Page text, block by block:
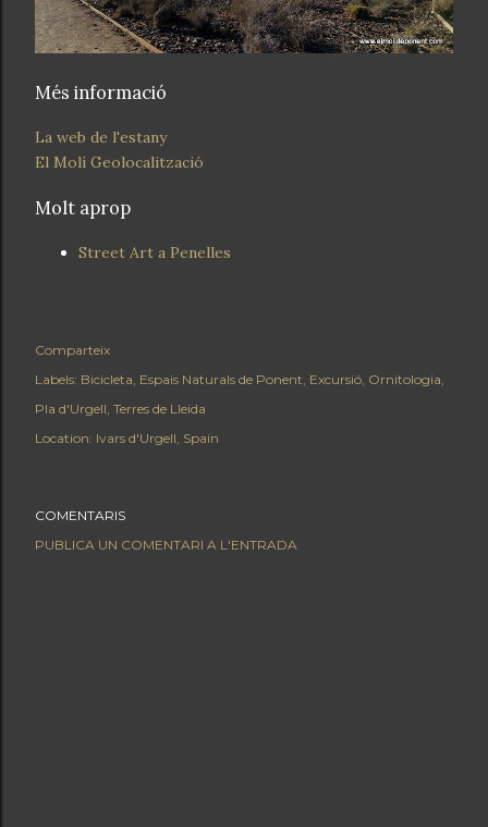
Més informació
La web de l'estany
El Molí Geolocalització
Molt aprop
Street Art a Penelles
Comparteix
Labels: Bicicleta Espais Naturals de Ponent Excursió Ornitologia
Pla d'Urgell Terres de Lleida
Location: Ivars d'Urgell, Spain
COMENTARIS
PUBLICA UN COMENTARI A L'ENTRADA